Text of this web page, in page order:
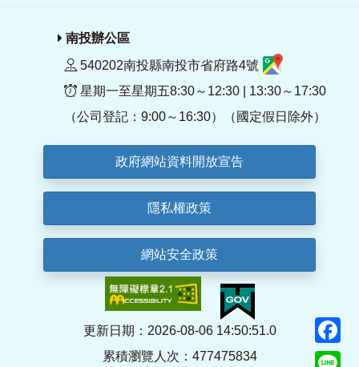
南投辦公區
540202南投縣南投市省府路4號
星期一至星期五8:30～12:30 | 13:30～17:30
（公司登記：9:00～16:30）（國定假日除外）
政府網站資料開放宣告
隱私權政策
網站安全政策
更新日期：2026-08-06 14:50:51.0
累積瀏覽人次：477475834